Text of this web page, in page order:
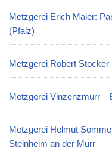
Metzgerei Erich Maier:
(Pfalz)
Metzgerei Robert Stocker
Metzgerei Vinzenzmurr –
Metzgerei Helmut
Steinheim an der Murr